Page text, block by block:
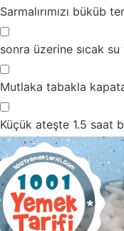
Sarmalırımızı büküb
▢
sonra üzerine sıcak
▢
Mutlaka tabakla
▢
Küçük ateşte 1.5 saat